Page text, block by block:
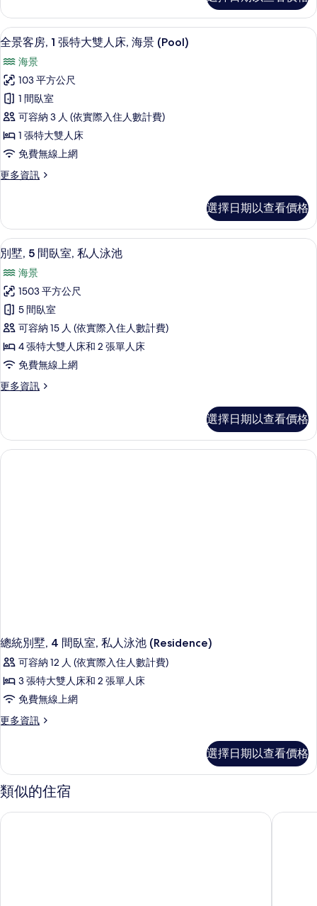
的
詳
情
顯
示
全
景
客
房,
1
張
特
雙
人
床,
海
景
(Pool)
的
所
有
相
全景客房, 1 張特大雙人床, 海景 (Pool)
5
全景客房, 1 張特大雙人床, 海景 (Pool)
海景
103 平方公尺
1 間臥室
可容納 3 人 (依實際入住人數計費)
1 張特大雙人床
免費無線上網
更多資訊
更
客
房,
1
張
特
大
雙
人
床,
海
景
(Pool)
詳
選擇日期以查看價格
顯
示
別
墅,
5
間
臥
室,
私
泳
池
別墅, 5 間臥室, 私人泳池 | 低過敏寢
5
別墅, 5 間臥室, 私人泳池
海景
1503 平方公尺
5 間臥室
可容納 15 人 (依實際入住人數計費)
4 張特大雙人床和 2 張單人床
免費無線上網
更多資訊
更
5
間
臥
選擇日期以查看價格
總統別墅, 4 間臥室, 私人泳池 (Residence)
可容納 12 人 (依實際入住人數計費)
3 張特大雙人床和 2 張單人床
免費無線上網
更多資訊
更
別
墅,
4
臥
選擇日期以查看價格
類似的住宿
蘇梅島悅榕莊 蘇梅島